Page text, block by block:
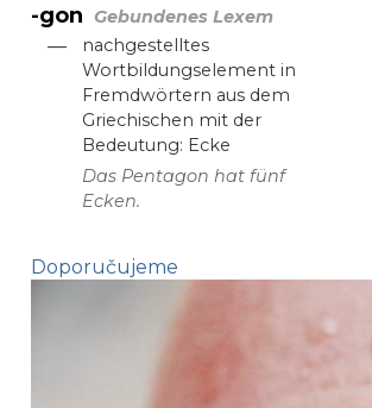
-gon Gebundenes Lexem
—
nachgestelltes
Wortbildungselement in
Fremdwörtern aus dem
Griechischen mit der
Bedeutung: Ecke
Das Pentagon hat fünf
Ecken.
Doporučujeme